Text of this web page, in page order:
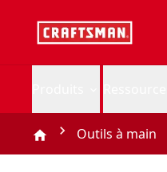
Outils à main